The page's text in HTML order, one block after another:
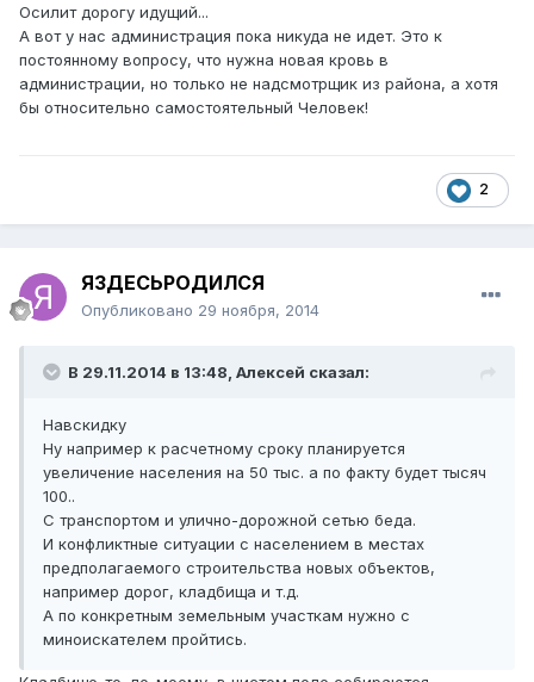
Осилит дорогу идущий...
А вот у нас администрация пока никуда не идет. Это к
постоянному вопросу, что нужна новая кровь в
администрации, но только не надсмотрщик из района, а хотя
бы относительно самостоятельный Человек!
2
ЯЗДЕСЬРОДИЛСЯ
Опубликовано 29 ноября, 2014
В 29.11.2014 в 13:48, Алексей сказал:
Навскидку
Ну например к расчетному сроку планируется
увеличение населения на 50 тыс. а по факту будет тысяч
100..
С транспортом и улично-дорожной сетью беда.
И конфликтные ситуации с населением в местах
предполагаемого строительства новых объектов,
например дорог, кладбища и т.д.
А по конкретным земельным участкам нужно с
миноискателем пройтись.